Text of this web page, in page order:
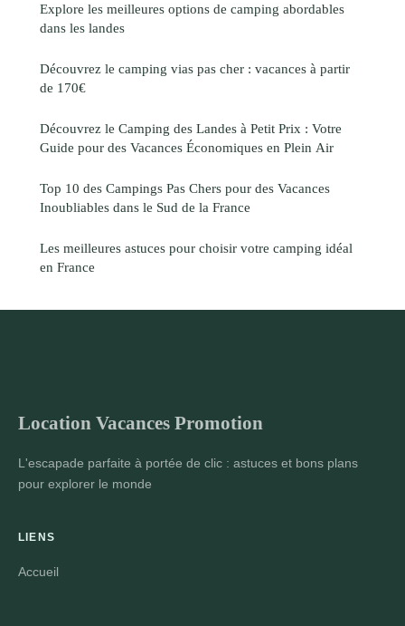
Explore les meilleures options de camping abordables
dans les landes
Découvrez le camping vias pas cher : vacances à partir
de 170€
Découvrez le Camping des Landes à Petit Prix : Votre
Guide pour des Vacances Économiques en Plein Air
Top 10 des Campings Pas Chers pour des Vacances
Inoubliables dans le Sud de la France
Les meilleures astuces pour choisir votre camping idéal
en France
Location Vacances Promotion
L'escapade parfaite à portée de clic : astuces et bons plans
pour explorer le monde
LIENS
Accueil